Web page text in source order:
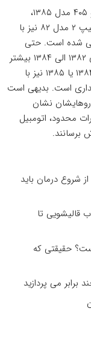
به طور مثال هم‌اکنون برای خرید یک دستگاه پژو ۴۰۵ مدل ۱۳۸۵،
بایستی ۱۴۰ میلیون تومان هزینه کنید. پژو ۲۰۶ تیپ ۲ مدل ۸۲ نیز با
آگهی شده است. حتی
خرید یک وانت پیکان فرسوده متعلق به سال‌های ۱۳۸۲ الی ۱۳۸۴ بیشتر
از ۱۰۰ میلیون تومان بودجه نیاز دارد. پراید مدل ۱۳۸۴ یا ۱۳۸۵ نیز با
قابل خریداری است. بدیهی است
نشان
محدود، اتومبیل
برسانند.
شروع درمان باید
قالیشویی تا
حقیقتی که
برابر می پردازید